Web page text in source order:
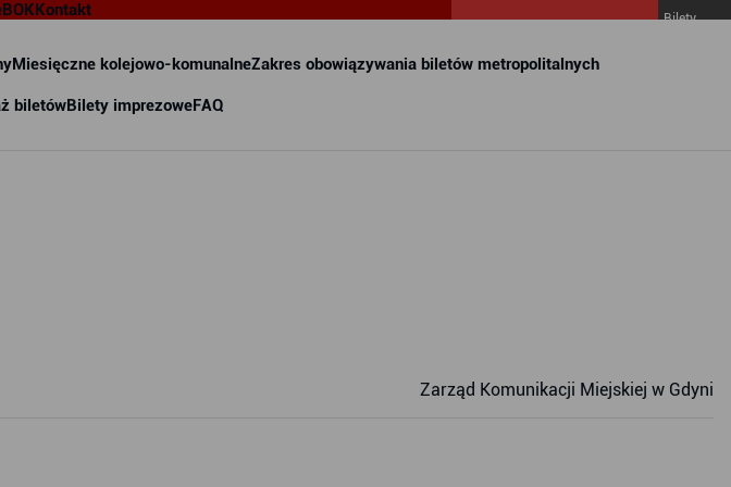
Miesięczne kolejowo-komunalneZakres obowiązywania biletów metropolitalnych
biletówBilety imprezoweFAQ
Kontakt
Bilety
Zarząd Komunikacji Miejskiej w Gdyni